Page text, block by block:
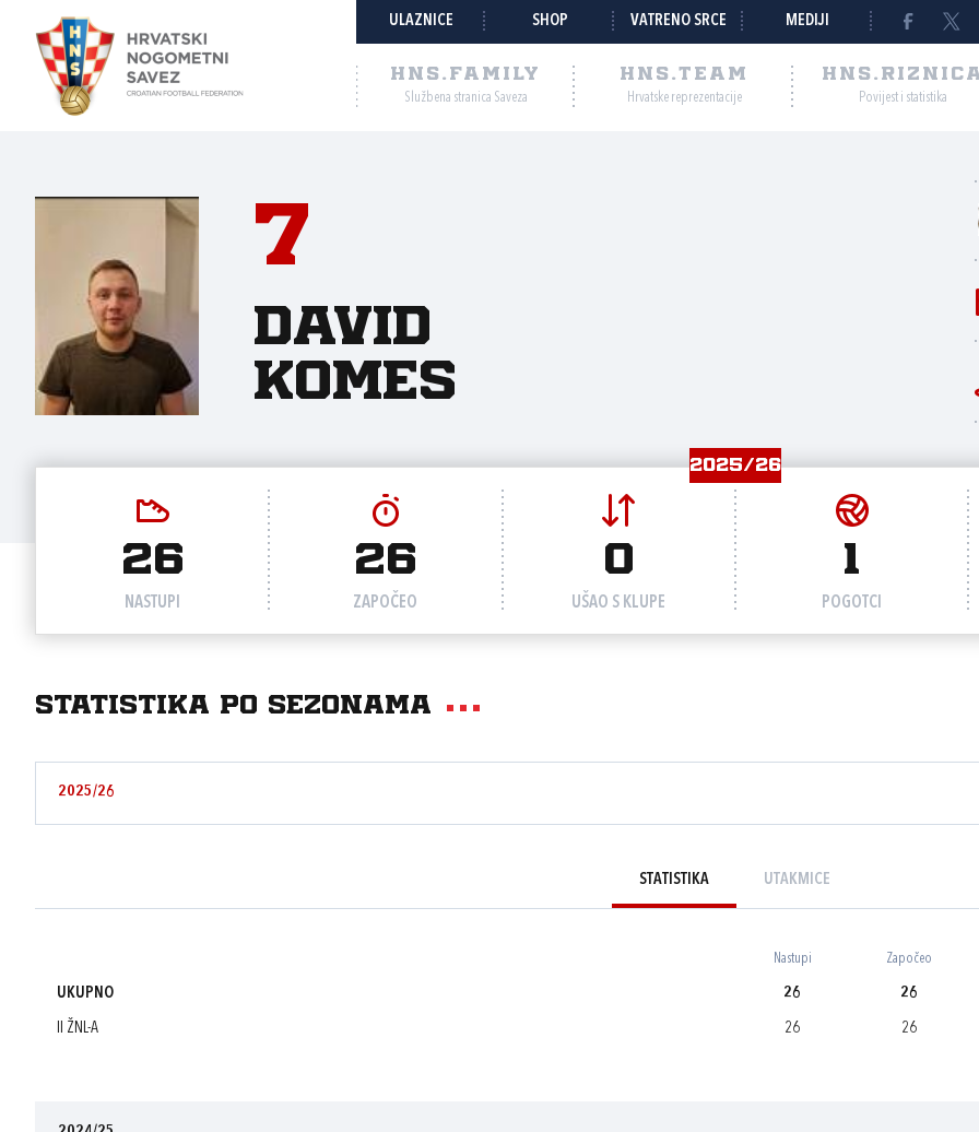
ULAZNICE SHOP VATRENO SRCE MEDIJI
HNS.FAMILY
Službena stranica Saveza
HNS.TEAM
Hrvatske reprezentacije Povijest i statistika
7
David
Komes
2025/26
26
NASTUPI
26
ZAPOČEO
0
UŠAO S KLUPE
1
POGOTCI
Statistika po sezonama
2025/26
STATISTIKA UTAKMICE
Nastupi Započeo
UKUPNO 26 26
II ŽNL-A 26 26